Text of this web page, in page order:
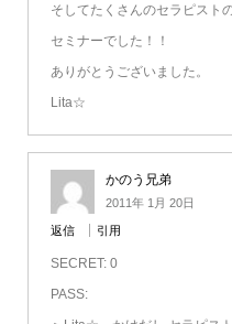
そしてたくさんのセラピスト
セミナーでした！！
ありがとうございました。
Lita☆
かのう兄弟
2011年 1月 20日
返信 引用
SECRET: 0
PASS: